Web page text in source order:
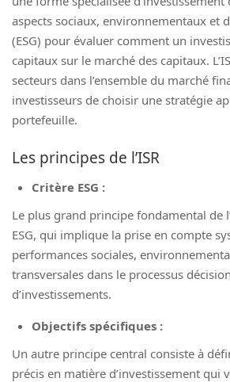
aspects sociaux, environnementaux et
(ESG) pour évaluer comment un
capitaux sur le marché des capitaux.
secteurs dans l’ensemble du marché
investisseurs de choisir une stratégie
portefeuille.
Les principes de l’ISR
Critère ESG :
Le plus grand principe fondamental de
ESG, qui implique la prise en compte
performances sociales,
transversales dans le processus
d’investissements.
Objectifs spécifiques :
Un autre principe central consiste à
précis en matière d’investissement qui